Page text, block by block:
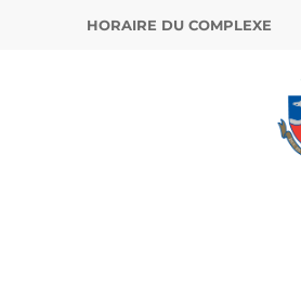
HORAIRE DU COMPLEXE